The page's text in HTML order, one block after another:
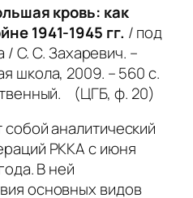
кровь: как
1941-1945 гг. / под
/ С. С. Захаревич. –
школа, 2009. – 560 с.
(ЦГБ, ф. 20)
аналитический
РККА с июня
В ней
основных видов